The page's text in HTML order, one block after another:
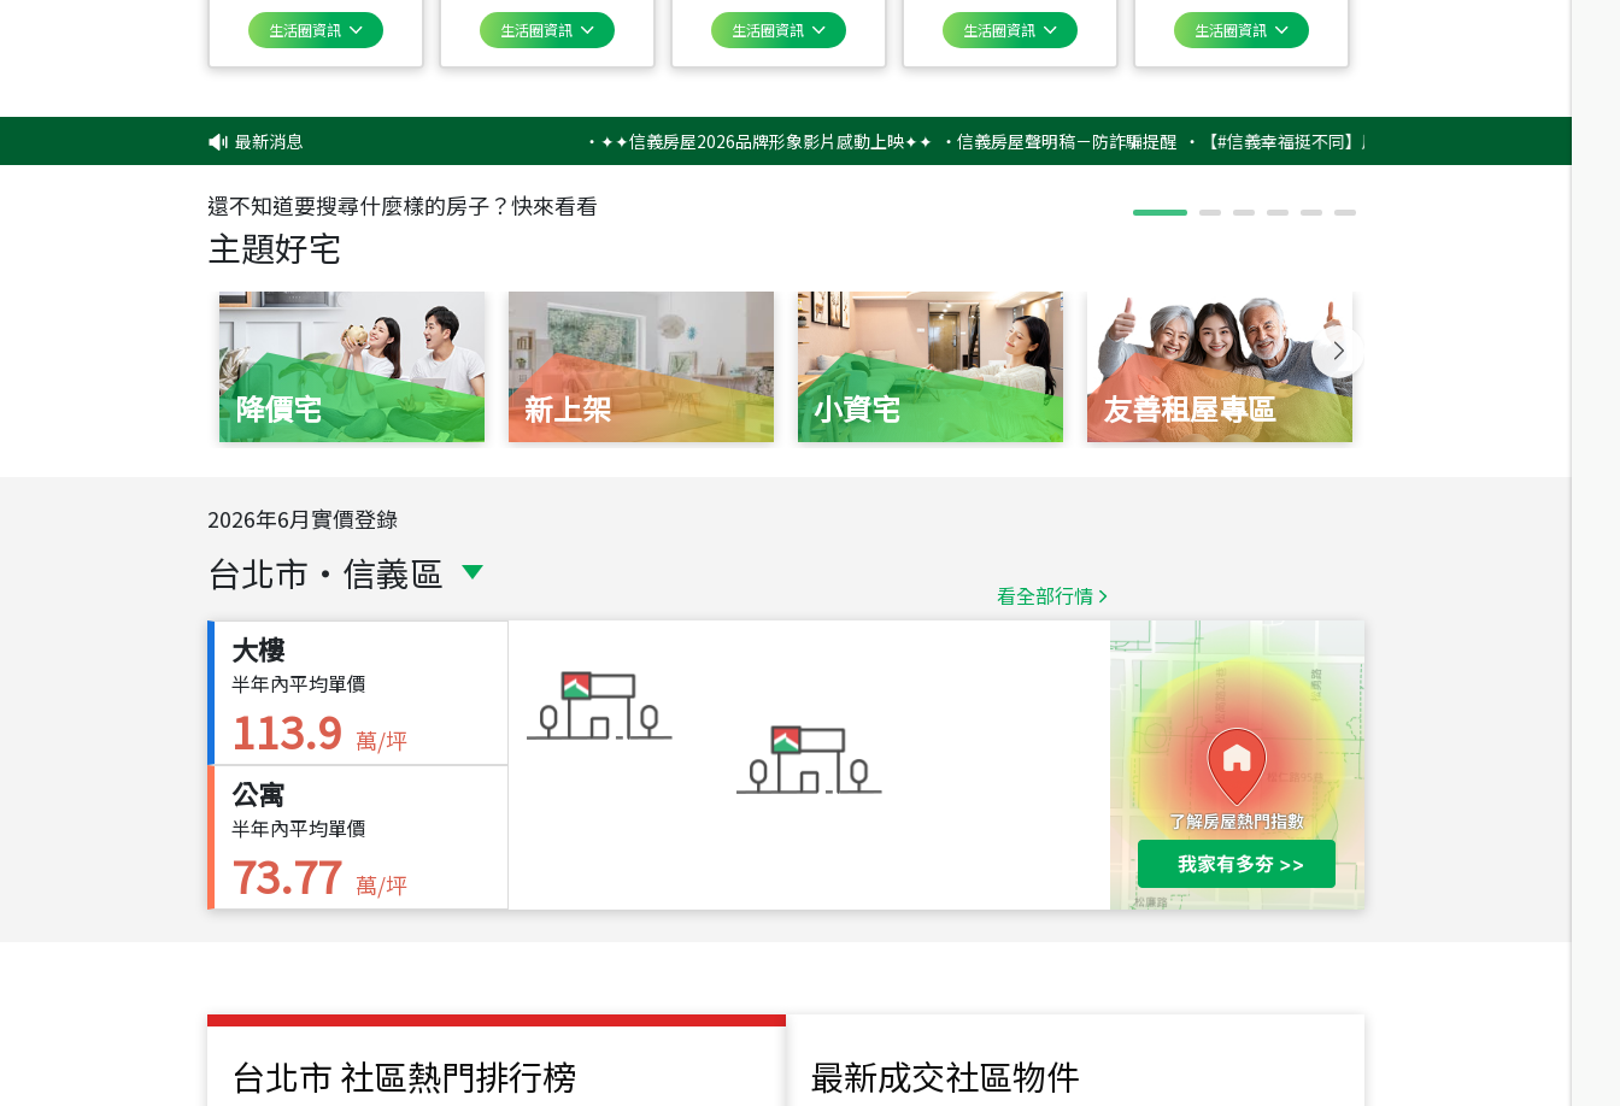
生活圈資訊 生活圈資訊 生活圈資訊 生活圈資訊 生活圈資訊
最新消息 ✦✦信義房屋2026品牌形象影片感動上映✦✦ ‧信義房屋聲明稿－防詐騙提醒 ‧【#信義幸福挺不同】用實力，讓升職免抽號碼牌！最新雇主品
還不知道要搜尋什麼樣的房子？快來看看
主題好宅
降價宅 新上架 小資宅 友善租屋專區
2026年6月實價登錄
台北市 ・ 信義區 看全部行情
大樓
半年內平均單價
113.9 萬/坪
公寓
半年內平均單價
73.77 萬/坪
台北市 社區熱門排行榜 最新成交社區物件
台北市中山區長春路
1,020萬
總價
490萬
新竹市新竹市慈祥路
總價
1,808萬
115年07月 成交